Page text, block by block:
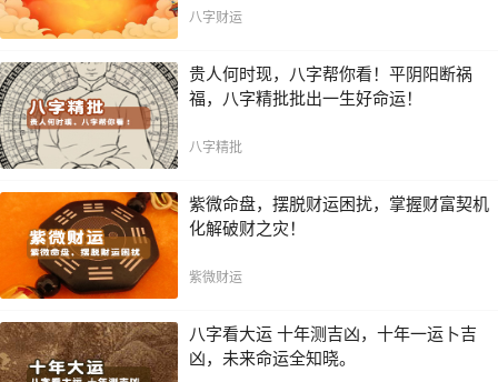
八字财运
贵人何时现，八字帮你看！平阴阳断祸
福，八字精批批出一生好命运！
八字精批
紫微命盘，摆脱财运困扰，掌握财富契机
化解破财之灾！
紫微财运
八字看大运 十年测吉凶，十年一运卜吉
凶，未来命运全知晓。